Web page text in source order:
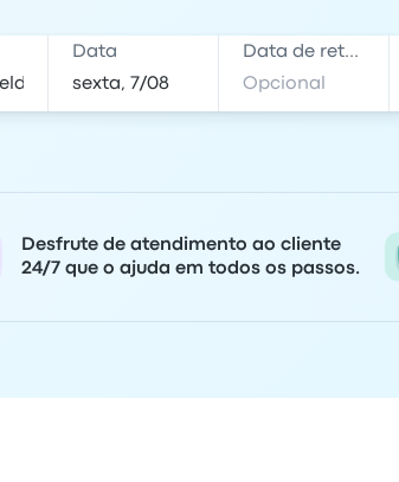
Data Data de retorno
Desfrute de atendimento ao cliente
24/7 que o ajuda em todos os passos.